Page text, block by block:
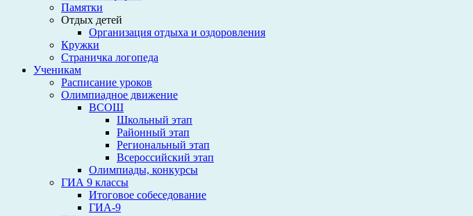
Памятки
Отдых детей
Организация отдыха и оздоровления
Кружки
Страничка логопеда
Ученикам
Расписание уроков
Олимпиадное движение
ВСОШ
Школьный этап
Районный этап
Региональный этап
Всероссийский этап
Олимпиады, конкурсы
ГИА 9 классы
Итоговое собеседование
ГИА-9